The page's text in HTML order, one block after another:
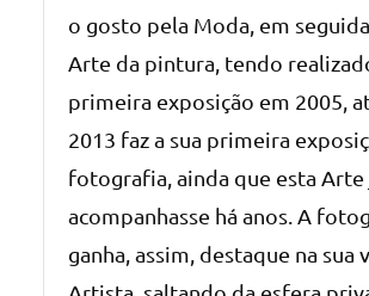
o gosto pela Moda, em
Arte da pintura, tendo
primeira exposição em 2005,
2013 faz a sua primeira
fotografia, ainda que esta Arte
acompanhasse há anos. A
ganha, assim, destaque na sua